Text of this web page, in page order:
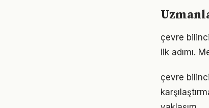
çevre
ilk adımı.
çevre